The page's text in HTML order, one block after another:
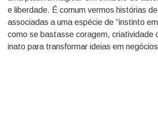
e liberdade. É comum vermos histórias
associadas a uma espécie de “instinto
como se bastasse coragem, criatividade
inato para transformar ideias em